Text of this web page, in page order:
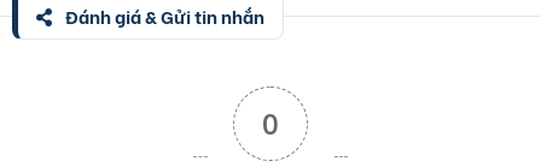
Đánh giá & Gửi tin nhắn
0